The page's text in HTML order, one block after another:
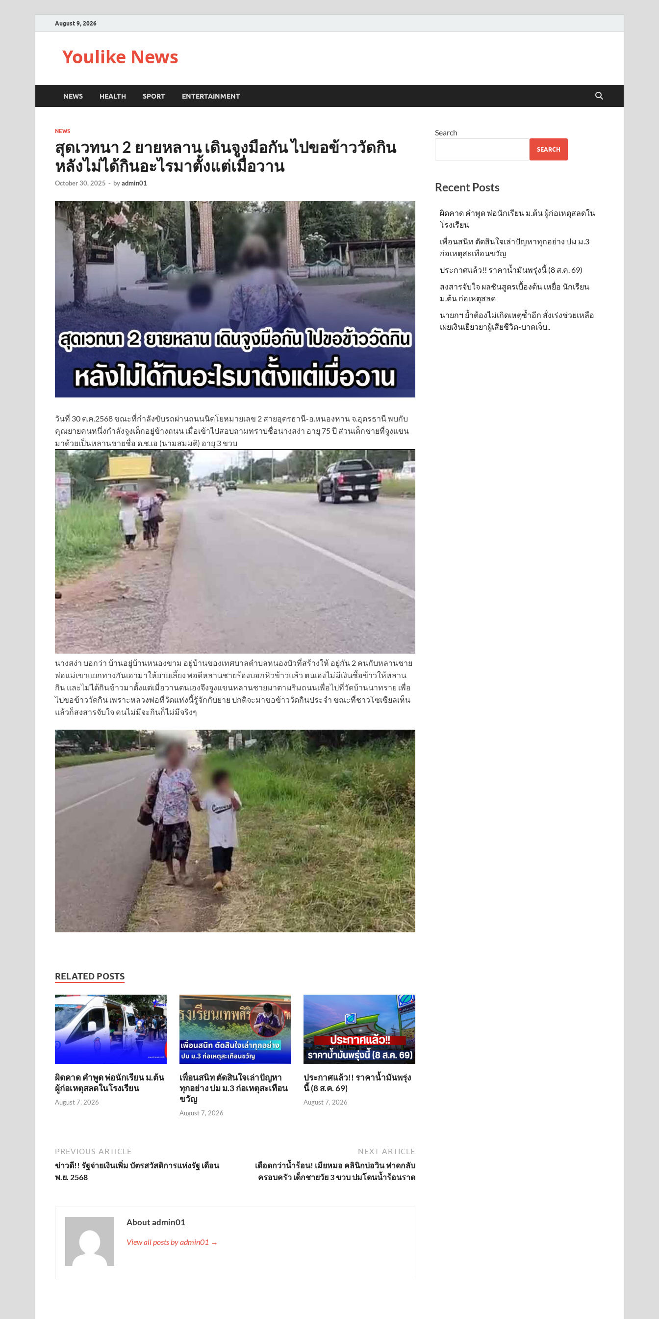
August 9, 2026
Youlike News
NEWS HEALTH SPORT ENTERTAINMENT
NEWS
สุดเวทนา 2 ยายหลาน เดินจูงมือกัน ไปขอข้าววัดกิน
หลังไม่ได้กินอะไรมาตั้งแต่เมื่อวาน
October 30, 2025 - byadmin01
วันที่ 30 ต.ค.2568 ขณะที่กำลังขับรถผ่านถนนนิตโยหมายเลข 2 สายอุดรธานี-อ.หนองหาน จ.อุดรธานี พบกับ
คุณยายคนหนึ่งกำลังจูงเด็กอยู่ข้างถนน เมื่อเข้าไปสอบถามทราบชื่อนางสง่า อายุ 75 ปี ส่วนเด็กชายที่จูงแขน
มาด้วยเป็นหลานชายชื่อ ด.ช.เอ (นามสมมติ) อายุ 3 ขวบ
นางสง่า บอกว่า บ้านอยู่บ้านหนองขาม อยู่บ้านของเทศบาลตำบลหนองบัวที่สร้างให้ อยู่กัน 2 คนกับหลานชาย
พ่อแม่เขาแยกทางกันเอามาให้ยายเลี้ยง พอดีหลานชายร้องบอกหิวข้าวแล้ว ตนเองไม่มีเงินซื้อข้าวให้หลาน
กิน และไม่ได้กินข้าวมาตั้งแต่เมื่อวานตนเองจึงจูงแขนหลานชายมาตามริมถนนเพื่อไปที่วัดบ้านนาทราย เพื่อ
ไปขอข้าววัดกิน เพราะหลวงพ่อที่วัดแห่งนี้รู้จักกับยาย ปกติจะมาขอข้าววัดกินประจำ ขณะที่ชาวโซเซียลเห็น
แล้วก็สงสารจับใจ คนไม่มีจะกินก็ไม่มีจริงๆ
RELATED POSTS
ผิดคาด คำพูด พ่อนักเรียน ม.ต้น
ผู้ก่อเหตุสลดในโรงเรียน
August 7, 2026
เพื่อนสนิท ตัดสินใจเล่าปัญหา
ทุกอย่าง ปม ม.3 ก่อเหตุสะเทือน
ขวัญ
August 7, 2026
ประกาศแล้ว!! ราคาน้ำมันพรุ่ง
นี้ (8 ส.ค. 69)
August 7, 2026
PREVIOUS ARTICLE
ข่าวดี!! รัฐจ่ายเงินเพิ่ม บัตรสวัสดิการแห่งรัฐ เดือน
พ.ย. 2568
NEXT ARTICLE
เดือดกว่าน้ำร้อน! เมียหมอ คลินิกบ่อวิน ฟาดกลับ
ครอบครัว เด็กชายวัย 3 ขวบ ปมโดนน้ำร้อนราด
About admin01
View all posts by admin01 →
Search
SEARCH
Recent Posts
ผิดคาด คำพูด พ่อนักเรียน ม.ต้น ผู้ก่อเหตุสลดใน
โรงเรียน
เพื่อนสนิท ตัดสินใจเล่าปัญหาทุกอย่าง ปม ม.3
ก่อเหตุสะเทือนขวัญ
ประกาศแล้ว!! ราคาน้ำมันพรุ่งนี้ (8 ส.ค. 69)
สงสารจับใจ ผลชันสูตรเบื้องต้น เหยื่อ นักเรียน
ม.ต้น ก่อเหตุสลด
นายกฯ ย้ำต้องไม่เกิดเหตุซ้ำอีก สั่งเร่งช่วยเหลือ
เผยเงินเยียวยาผู้เสียชีวิต-บาดเจ็บ..